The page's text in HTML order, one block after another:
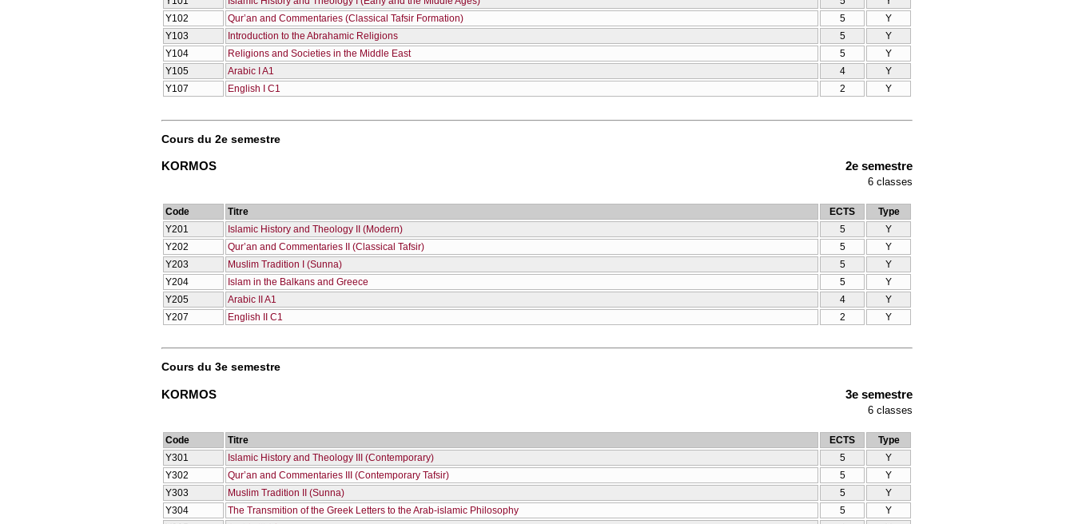
Υ102
Qur’an and Commentaries (Classical Tafsir Formation) 5
Y
Υ103
Introduction to the Abrahamic Religions 5
Y
Υ104
Religions and Societies in the Middle East 5
Y
Υ105
Arabic I A1 4
Y
Υ107
English I C1 2 Y
Cours du 2e semestre
KORMOS 2e semestre
6 classes
Code Titre ECTS
Type
Υ201
Islamic History and Theology II (Modern) 5
Y
Υ202
Qur’an and Commentaries II (Classical Tafsir) 5
Y
Υ203
Muslim Tradition I (Sunna) 5
Y
Υ204
Islam in the Balkans and Greece 5
Y
Υ205
Arabic II A1 4
Y
Υ207
English II C1 2 Y
Cours du 3e semestre
KORMOS 3e semestre
6 classes
Code Titre ECTS
Type
Υ301
Islamic History and Theology III (Contemporary) 5
Y
Υ302
Qur’an and Commentaries III (Contemporary Tafsir) 5
Y
Υ303
Μuslim Tradition II (Sunna) 5
Y
Υ304
The Transmition of the Greek Letters to the Arab-islamic Philosophy 5
Y